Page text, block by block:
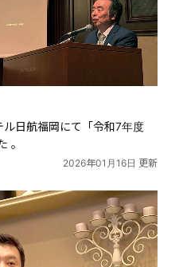
日航福岡にて「令和7年度
。
2026年01月16日 更新